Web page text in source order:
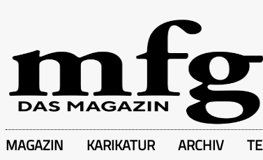
MAGAZIN KARIKATUR ARCHIV